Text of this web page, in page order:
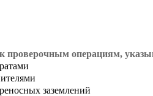
проверочным операциям,
заземлений